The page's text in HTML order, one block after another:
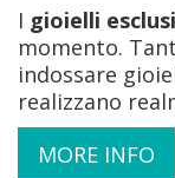
I gioielli
momento.
indossare
realizzano
MORE INFO